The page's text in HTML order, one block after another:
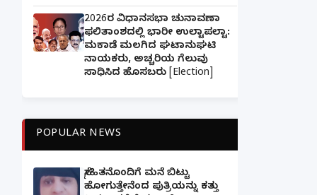
2026ರ ವಿಧಾನಸಭಾ ಚುನಾವಣಾ
ಫಲಿತಾಂಶದಲ್ಲಿ ಭಾರೀ ಉಲ್ಟಾಪಲ್ಟಾ:
ಮಕಾಡೆ ಮಲಗಿದ ಘಟಾನುಘಟಿ
ನಾಯಕರು, ಅಚ್ಚರಿಯ ಗೆಲುವು
ಸಾಧಿಸಿದ ಹೊಸಬರು [Election]
POPULAR NEWS
ಸ್ನೇಹಿತನೊಂದಿಗೆ ಮನೆ ಬಿಟ್ಟು
ಹೋಗುತ್ತೇನೆಂದ ಪುತ್ರಿಯನ್ನು ಕತ್ತು